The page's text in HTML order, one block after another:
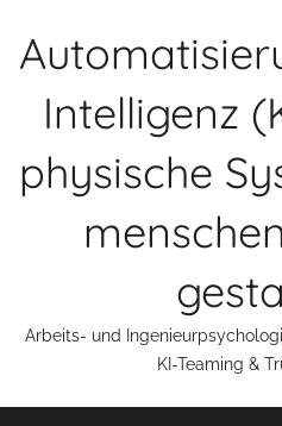
Inhalt
Intelligenz
physische
Arbeits- und
KI-Teaming &